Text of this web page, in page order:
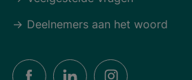
Deelnemers aan het woord